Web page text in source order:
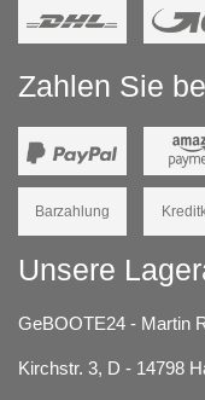
Zahlen Sie
Barzahlung
Unsere
GeBOOTE24 - Martin
Kirchstr. 3, D - 14798